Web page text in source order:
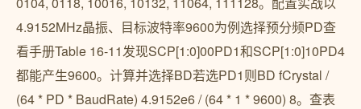
4.9152MHz晶振、目标波特率9600为例选择预分频PD查
看手册Table 16-11发现SCP[1:0]00PD1和SCP[1:0]10PD4
都能产生9600。计算并选择BD若选PD1则BD fCrystal /
(64 * PD * BaudRate) 4.9152e6 / (64 * 1 * 9600) 8。查表